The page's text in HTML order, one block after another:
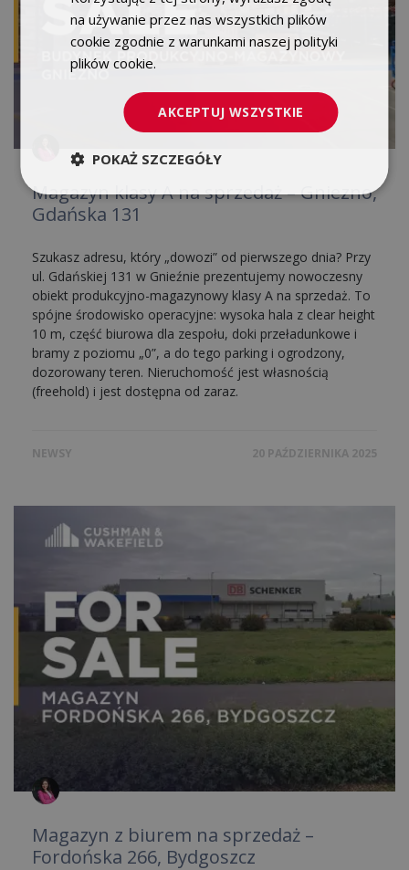
Magazyn klasy A na sprzedaż – Gniezno,
Gdańska 131
Szukasz adresu, który „dowozi” od pierwszego dnia? Przy
ul. Gdańskiej 131 w Gnieźnie prezentujemy nowoczesny
obiekt produkcyjno-magazynowy klasy A na sprzedaż. To
spójne środowisko operacyjne: wysoka hala z clear height
10 m, część biurowa dla zespołu, doki przeładunkowe i
bramy z poziomu „0”, a do tego parking i ogrodzony,
dozorowany teren. Nieruchomość jest własnością
(freehold) i jest dostępna od zaraz.
NEWSY 20 PAŹDZIERNIKA 2025
Magazyn z biurem na sprzedaż –
Fordońska 266, Bydgoszcz
na używanie przez nas wszystkich plików
cookie zgodnie z warunkami naszej polityki
plików cookie.
AKCEPTUJ WSZYSTKIE
POKAŻ SZCZEGÓŁY